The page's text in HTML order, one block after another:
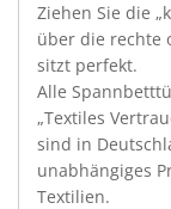
Ziehen Sie die
über die rechte
sitzt perfekt.
Alle
„Textiles
sind in
unabhängiges
Textilien.